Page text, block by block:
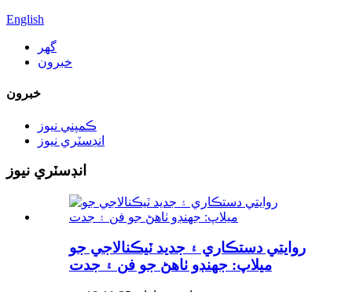
English
گھر
خبرون
خبرون
ڪمپني نيوز
انڊسٽري نيوز
انڊسٽري نيوز
روايتي دستڪاري ۽ جديد ٽيڪنالاجي جو
ميلاپ: جهنڊو ٺاهڻ جو فن ۽ جدت